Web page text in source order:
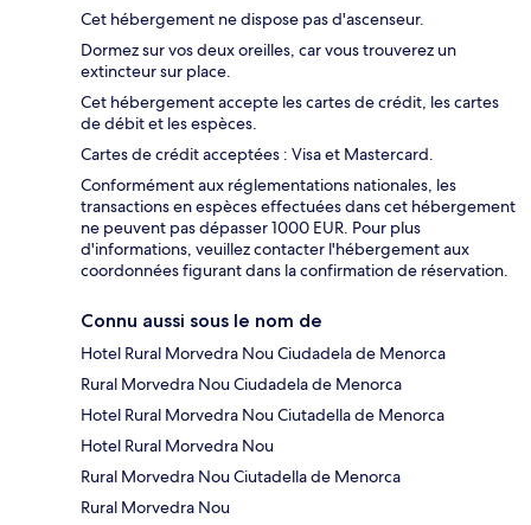
Cet hébergement ne dispose pas d'ascenseur.
Dormez sur vos deux oreilles, car vous trouverez un
extincteur sur place.
Cet hébergement accepte les cartes de crédit, les cartes
de débit et les espèces.
Cartes de crédit acceptées : Visa et Mastercard.
Conformément aux réglementations nationales, les
transactions en espèces effectuées dans cet hébergement
ne peuvent pas dépasser 1000 EUR. Pour plus
d'informations, veuillez contacter l'hébergement aux
coordonnées figurant dans la confirmation de réservation.
Connu aussi sous le nom de
Hotel Rural Morvedra Nou Ciudadela de Menorca
Rural Morvedra Nou Ciudadela de Menorca
Hotel Rural Morvedra Nou Ciutadella de Menorca
Hotel Rural Morvedra Nou
Rural Morvedra Nou Ciutadella de Menorca
Rural Morvedra Nou